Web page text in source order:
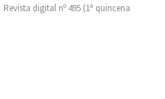
Revista digital nº 495 (1ª quincena